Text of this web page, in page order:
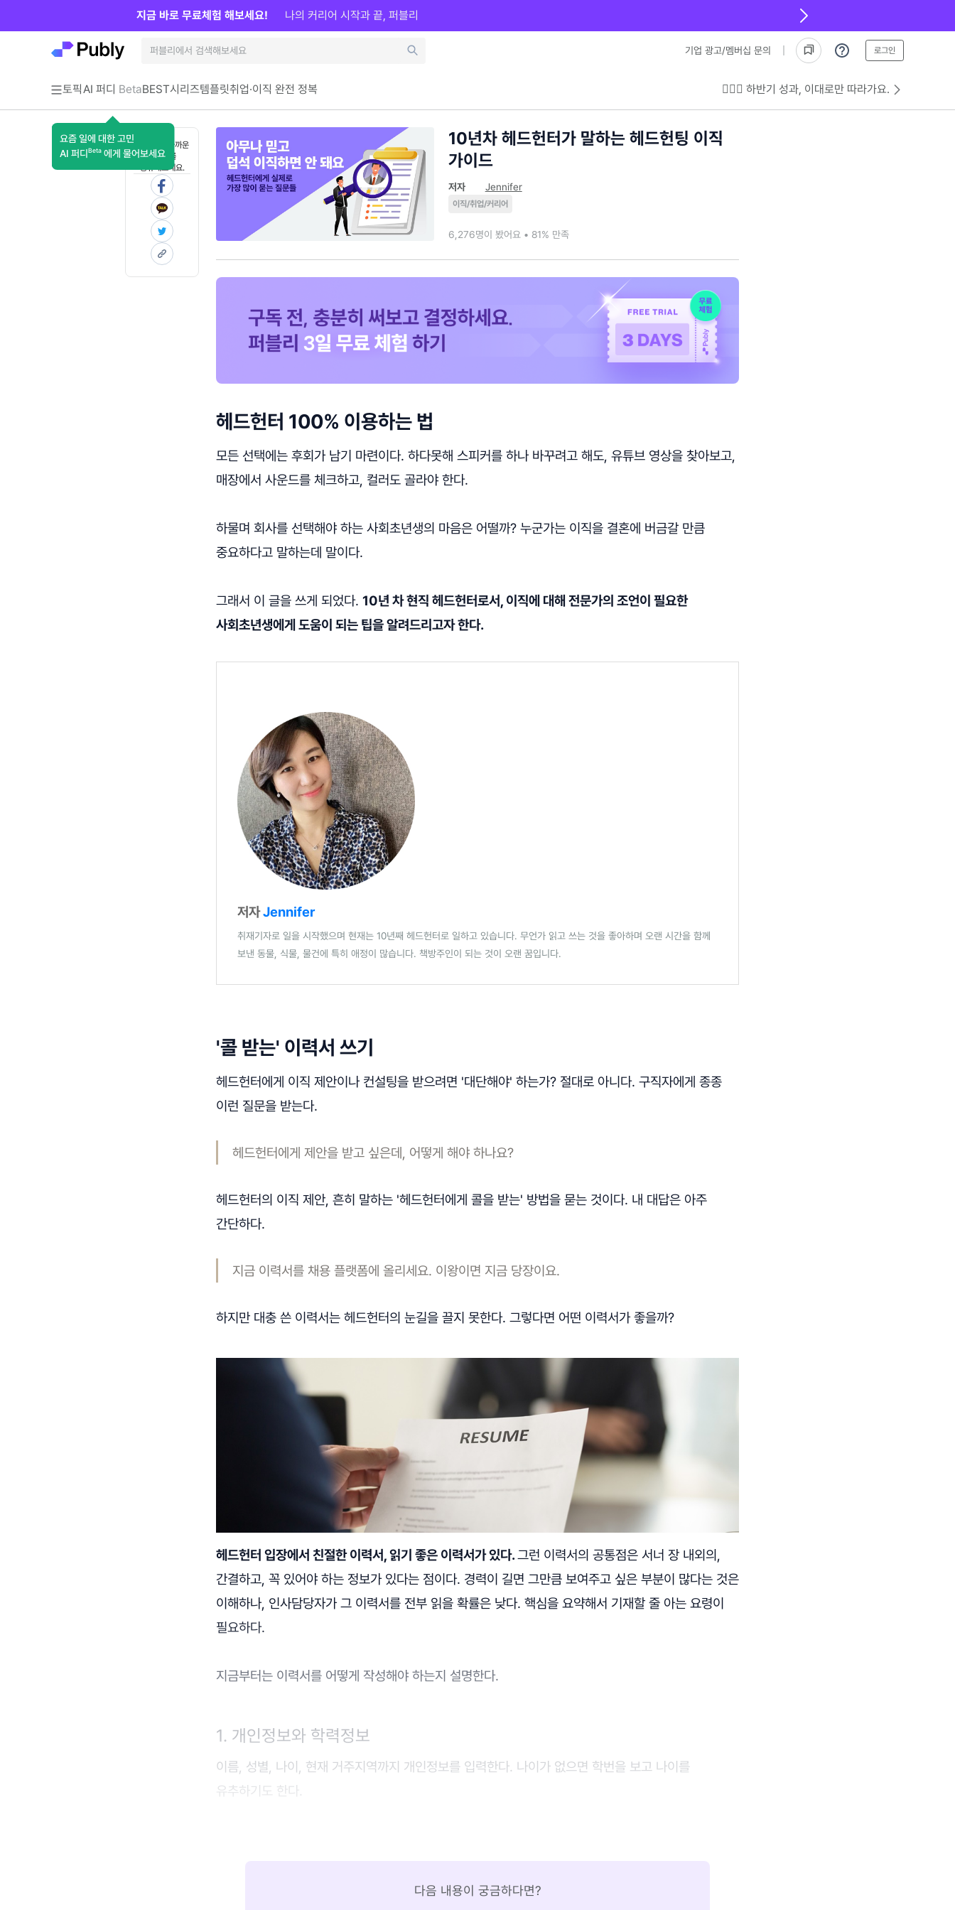
기업 광고/멤버십 문의 로그인
토픽AI 퍼디 Beta
요즘 일에 대한 고민
AI 퍼디 Beta 에게 물어보세요
BEST시리즈템플릿취업·이직 완전 정복 💁🏻‍♂️ 하반기 성과, 이대로만 따라가요.
지금 바로 무료체험 해보세요! 나의 커리어 시작과 끝, 퍼블리
혼자 보기 아까운
콘텐츠를
공유해보세요.
10년차 헤드헌터가 말하는 헤드헌팅 이직
가이드
저자 Jennifer
이직/취업/커리어
6,276명이 봤어요 • 81% 만족
헤드헌터 100% 이용하는 법
모든 선택에는 후회가 남기 마련이다. 하다못해 스피커를 하나 바꾸려고 해도, 유튜브 영상을 찾아보고,
매장에서 사운드를 체크하고, 컬러도 골라야 한다.
하물며 회사를 선택해야 하는 사회초년생의 마음은 어떨까? 누군가는 이직을 결혼에 버금갈 만큼
중요하다고 말하는데 말이다.
그래서 이 글을 쓰게 되었다. 10년 차 현직 헤드헌터로서, 이직에 대해 전문가의 조언이 필요한
사회초년생에게 도움이 되는 팁을 알려드리고자 한다.
저자Jennifer
취재기자로 일을 시작했으며 현재는 10년째 헤드헌터로 일하고 있습니다. 무언가 읽고 쓰는 것을 좋아하며 오랜 시간을 함께
보낸 동물, 식물, 물건에 특히 애정이 많습니다. 책방주인이 되는 것이 오랜 꿈입니다.
'콜 받는' 이력서 쓰기
헤드헌터에게 이직 제안이나 컨설팅을 받으려면 '대단해야' 하는가? 절대로 아니다. 구직자에게 종종
이런 질문을 받는다.
헤드헌터에게 제안을 받고 싶은데, 어떻게 해야 하나요?
헤드헌터의 이직 제안, 흔히 말하는 '헤드헌터에게 콜을 받는' 방법을 묻는 것이다. 내 대답은 아주
간단하다.
지금 이력서를 채용 플랫폼에 올리세요. 이왕이면 지금 당장이요.
하지만 대충 쓴 이력서는 헤드헌터의 눈길을 끌지 못한다. 그렇다면 어떤 이력서가 좋을까?
헤드헌터 입장에서 친절한 이력서, 읽기 좋은 이력서가 있다.그런 이력서의 공통점은 서너 장 내외의,
간결하고, 꼭 있어야 하는 정보가 있다는 점이다. 경력이 길면 그만큼 보여주고 싶은 부분이 많다는 것은
이해하나, 인사담당자가 그 이력서를 전부 읽을 확률은 낮다. 핵심을 요약해서 기재할 줄 아는 요령이
필요하다.
지금부터는 이력서를 어떻게 작성해야 하는지 설명한다.
1. 개인정보와 학력정보
이름, 성별, 나이, 현재 거주지역까지 개인정보를 입력한다. 나이가 없으면 학번을 보고 나이를
유추하기도 한다.
다음 내용이 궁금하다면?